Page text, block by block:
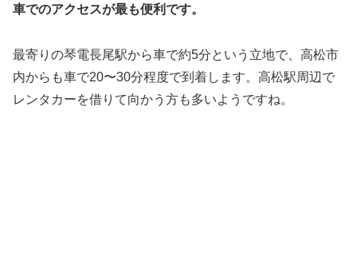
車でのアクセスが最も便利です。
最寄りの琴電長尾駅から車で約5分という立地で、高松市
内からも車で20〜30分程度で到着します。高松駅周辺で
レンタカーを借りて向かう方も多いようですね。